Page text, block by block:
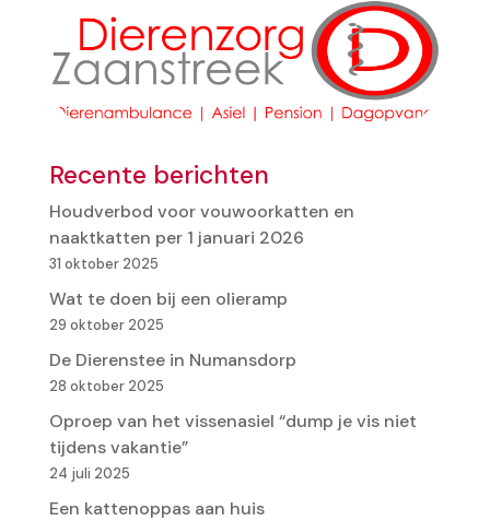
Recente berichten
Houdverbod voor vouwoorkatten en
naaktkatten per 1 januari 2026
31 oktober 2025
Wat te doen bij een olieramp
29 oktober 2025
De Dierenstee in Numansdorp
28 oktober 2025
Oproep van het vissenasiel “dump je vis niet
tijdens vakantie”
24 juli 2025
Een kattenoppas aan huis